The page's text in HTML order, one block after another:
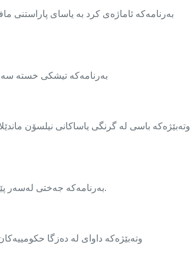
بەرنامەکە تیشکی خستە سەر
وتەبێژەکە باسی لە گرنگی یاساکانی نیلسۆن
بەرنامەکە جەختی لەسەر پێویستی دابینکردنی پێداویستییە سەرەتاییەکانی ئەو منداڵانە کردەوە کە لە زیندانەکاندا لەگەڵ دایکیان دەبن و ژینگەیەکی سەلامەت و تەندروستیان بۆ دابین بکرێت.
وتەبێژەکە داوای لە دەزگا